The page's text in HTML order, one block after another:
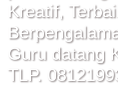
Kreatif,
Guru datang
TLP.